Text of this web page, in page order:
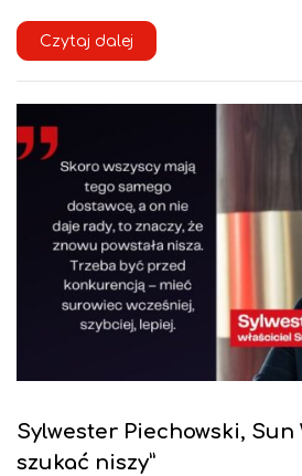
Czytaj dalej
Sylwester Piechowski, Sun
szukać niszy”